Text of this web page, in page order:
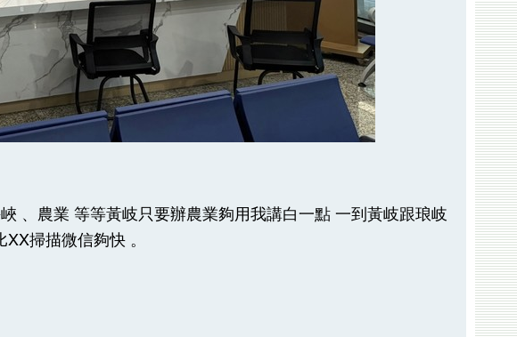
、農業 等等黃岐只要辦農業夠用我講白一點 一到黃岐跟琅岐
掃描微信夠快 。